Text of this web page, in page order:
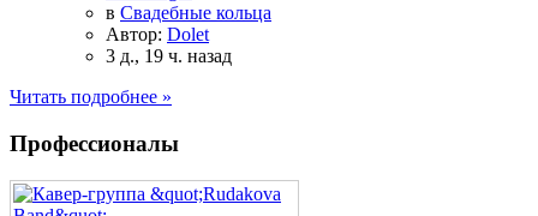
в Свадебные кольца
Автор: Dolet
3 д., 19 ч. назад
Читать подробнее »
Профессионалы